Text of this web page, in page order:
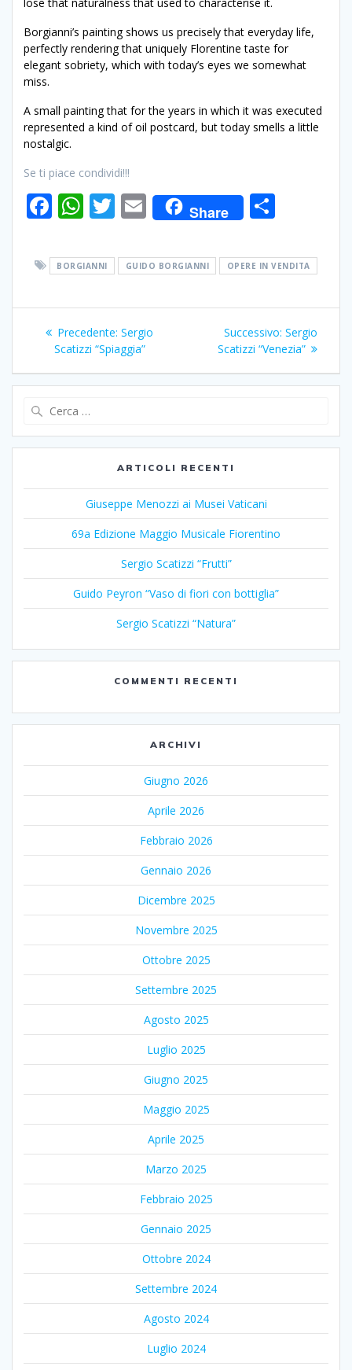
Borgianni’s painting shows us precisely that everyday life,
perfectly rendering that uniquely Florentine taste for
elegant sobriety, which with today’s eyes we somewhat
miss.
A small painting that for the years in which it was executed
represented a kind of oil postcard, but today smells a little
nostalgic.
Se ti piace condividi!!!
F
e
b
o
o
k
W
at
s
A
p
p
T
itt
er
E
m
ai
l
Share
n
di
vi
di
BORGIANNI GUIDO BORGIANNI OPERE IN VENDITA
Navigazione
articoli
Precedente: Articolo
precedente:
Sergio
Scatizzi “Spiaggia”
Successivo: Articolo
successivo:
Sergio
Scatizzi “Venezia”
ARTICOLI RECENTI
Giuseppe Menozzi ai Musei Vaticani
69a Edizione Maggio Musicale Fiorentino
Sergio Scatizzi “Frutti”
Guido Peyron “Vaso di fiori con bottiglia”
Sergio Scatizzi “Natura”
COMMENTI RECENTI
ARCHIVI
Giugno 2026
Aprile 2026
Febbraio 2026
Gennaio 2026
Dicembre 2025
Novembre 2025
Ottobre 2025
Settembre 2025
Agosto 2025
Luglio 2025
Giugno 2025
Maggio 2025
Aprile 2025
Marzo 2025
Febbraio 2025
Gennaio 2025
Ottobre 2024
Settembre 2024
Agosto 2024
Luglio 2024